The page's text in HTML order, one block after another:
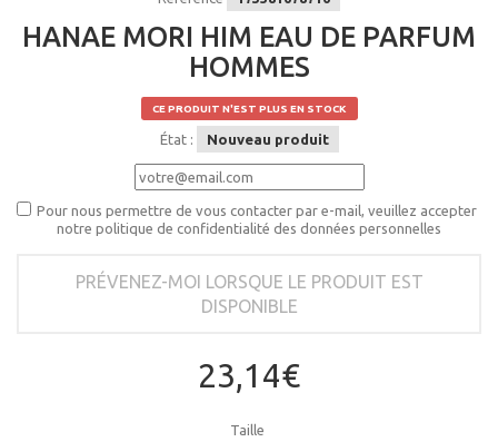
HANAE MORI HIM EAU DE PARFUM
HOMMES
CE PRODUIT N'EST PLUS EN STOCK
État : Nouveau produit
Pour nous permettre de vous contacter par e-mail, veuillez accepter
notre politique de confidentialité des données personnelles
PRÉVENEZ-MOI LORSQUE LE PRODUIT EST
DISPONIBLE
23,14€
Taille